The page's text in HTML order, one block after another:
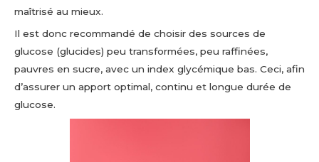
maîtrisé au mieux.
Il est donc recommandé de choisir des sources de
glucose (glucides) peu transformées, peu raffinées,
pauvres en sucre, avec un index glycémique bas. Ceci, afin
d’assurer un apport optimal, continu et longue durée de
glucose.